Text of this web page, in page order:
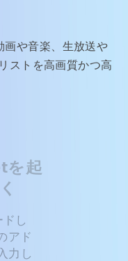
画や音楽、生放送や
ストを高画質かつ高
を起
し
アド
力し